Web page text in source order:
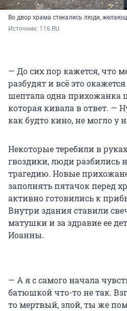
Во двор храма стекались люди,
Источник: 116.RU
— До сих пор кажется, что
разбудят и всё это
шептала одна прихожанка
которая кивала в ответ. —
как будто кино, не могло у
Некоторые теребили в
гвоздики, люди разбились
трагедию. Новые
заполнять пятачок перед
активно готовились к
Внутри здания ставили
матушки и за здравие ее
Иоанны.
— А я с самого начала
батюшкой что-то не так.
то мертвый, злой, ты же